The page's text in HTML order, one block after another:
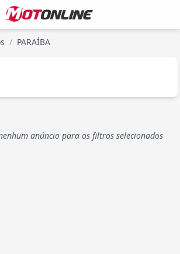
/ PARAÍBA
anúncio para os filtros selecionados